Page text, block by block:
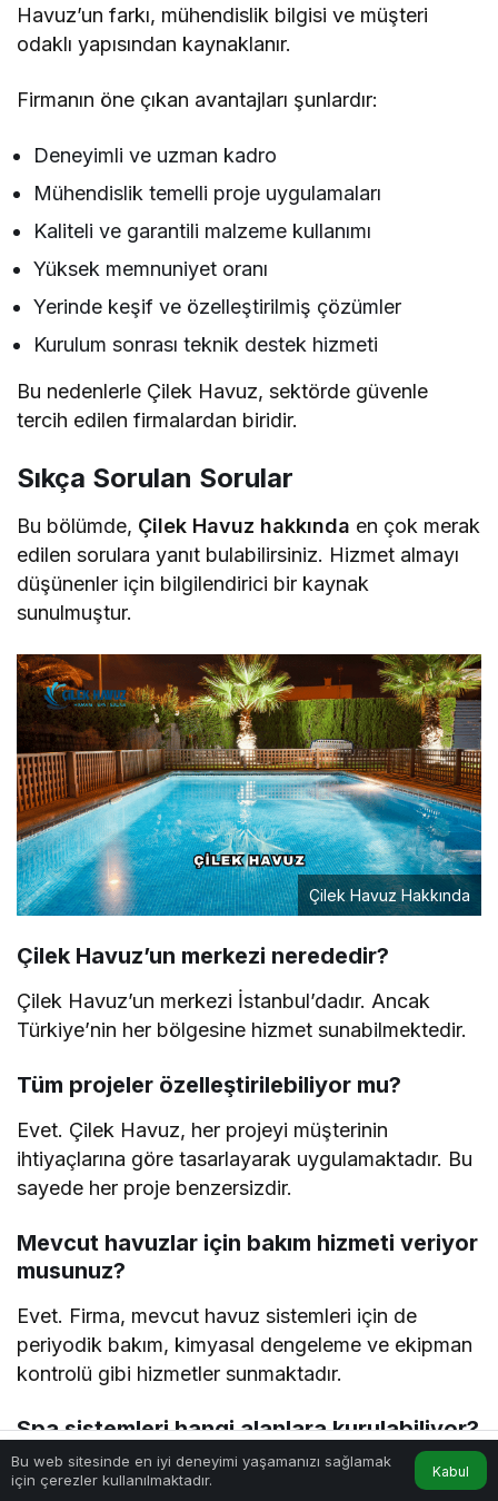
Havuz’un farkı, mühendislik bilgisi ve müşteri
odaklı yapısından kaynaklanır.
Firmanın öne çıkan avantajları şunlardır:
Deneyimli ve uzman kadro
Mühendislik temelli proje uygulamaları
Kaliteli ve garantili malzeme kullanımı
Yüksek memnuniyet oranı
Yerinde keşif ve özelleştirilmiş çözümler
Kurulum sonrası teknik destek hizmeti
Bu nedenlerle Çilek Havuz, sektörde güvenle
tercih edilen firmalardan biridir.
Sıkça Sorulan Sorular
Bu bölümde, Çilek Havuz hakkında en çok merak
edilen sorulara yanıt bulabilirsiniz. Hizmet almayı
düşünenler için bilgilendirici bir kaynak
sunulmuştur.
Çilek Havuz Hakkında
Çilek Havuz’un merkezi nerededir?
Çilek Havuz’un merkezi İstanbul’dadır. Ancak
Türkiye’nin her bölgesine hizmet sunabilmektedir.
Tüm projeler özelleştirilebiliyor mu?
Evet. Çilek Havuz, her projeyi müşterinin
ihtiyaçlarına göre tasarlayarak uygulamaktadır. Bu
sayede her proje benzersizdir.
Mevcut havuzlar için bakım hizmeti veriyor
musunuz?
Evet. Firma, mevcut havuz sistemleri için de
periyodik bakım, kimyasal dengeleme ve ekipman
kontrolü gibi hizmetler sunmaktadır.
Spa sistemleri hangi alanlara kurulabiliyor?
Spa sistemleri, ev içi banyolar, oteller, spa
Bu web sitesinde en iyi deneyimi yaşamanızı sağlamak
için çerezler kullanılmaktadır.
Kabul
Anasayfa Hesabım